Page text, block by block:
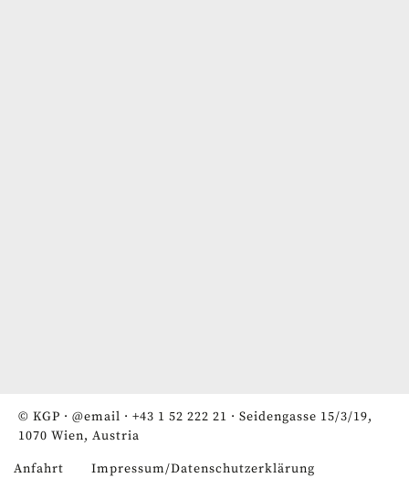
© KGP · @email · +43 1 52 222 21 · Seidengasse 15/3/19,
1070 Wien, Austria
Anfahrt Impressum/Datenschutzerklärung